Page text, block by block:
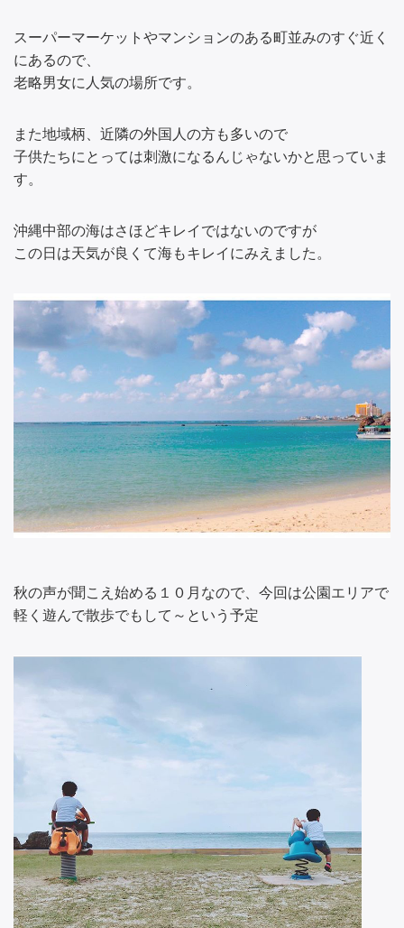
スーパーマーケットやマンションのある町並みのすぐ近く
にあるので、
老略男女に人気の場所です。
また地域柄、近隣の外国人の方も多いので
子供たちにとっては刺激になるんじゃないかと思っていま
す。
沖縄中部の海はさほどキレイではないのですが
この日は天気が良くて海もキレイにみえました。
秋の声が聞こえ始める１０月なので、今回は公園エリアで
軽く遊んで散歩でもして～という予定